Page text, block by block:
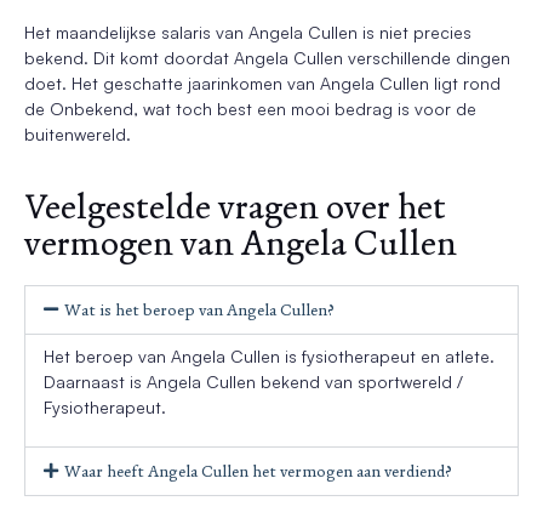
Het maandelijkse salaris van Angela Cullen is niet precies
bekend. Dit komt doordat Angela Cullen verschillende dingen
doet. Het geschatte jaarinkomen van Angela Cullen ligt rond
de Onbekend, wat toch best een mooi bedrag is voor de
buitenwereld.
Veelgestelde vragen over het
vermogen van Angela Cullen
Wat is het beroep van Angela Cullen?
Het beroep van Angela Cullen is fysiotherapeut en atlete.
Daarnaast is Angela Cullen bekend van sportwereld /
Fysiotherapeut.
Waar heeft Angela Cullen het vermogen aan verdiend?